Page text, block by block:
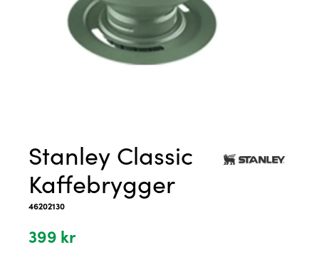
Stanley Classic
Kaffebrygger
46202130
399 kr